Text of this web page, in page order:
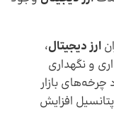
ارز دیجیتال،
و نگهداری
چرخه‌های بازار
افزایش